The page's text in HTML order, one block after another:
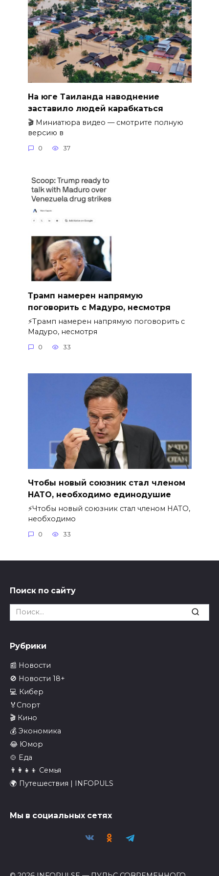
На юге Таиланда наводнение
заставило людей карабкаться
🎬 Миниатюра видео — смотрите полную
версию в
0 37
Трамп намерен напрямую
поговорить с Мадуро, несмотря
⚡️Трамп намерен напрямую поговорить с
Мадуро, несмотря
0 33
Чтобы новый союзник стал членом
НАТО, необходимо единодушие
⚡️Чтобы новый союзник стал членом НАТО,
необходимо
0 33
Поиск по сайту
Search
for:
Рубрики
📰 Новости
🚫 Новости 18+
💻 Кибер
🏅Спорт
🎬 Кино
💰 Экономика
😂 Юмор
🍲 Еда
👨‍👩‍👧‍👦 Семья
🌍 Путешествия | INFOPULS
Мы в социальных сетях